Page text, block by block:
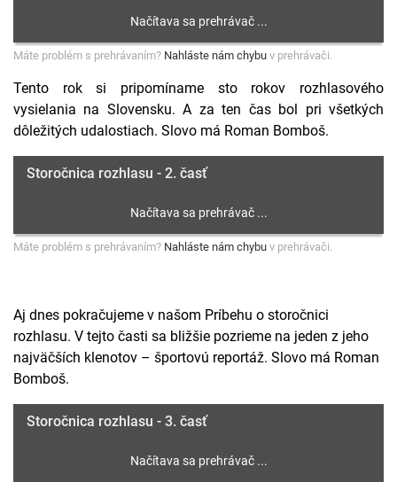
Máte problém s prehrávaním? Nahláste nám chybu v prehrávači.
Tento rok si pripomíname sto rokov rozhlasového
vysielania na Slovensku. A za ten čas bol pri všetkých
dôležitých udalostiach. Slovo má Roman Bomboš.
Storočnica rozhlasu - 2. časť
Máte problém s prehrávaním? Nahláste nám chybu v prehrávači.
Aj dnes pokračujeme v našom Príbehu o storočnici
rozhlasu. V tejto časti sa bližšie pozrieme na jeden z jeho
najväčších klenotov – športovú reportáž. Slovo má Roman
Bomboš.
Storočnica rozhlasu - 3. časť